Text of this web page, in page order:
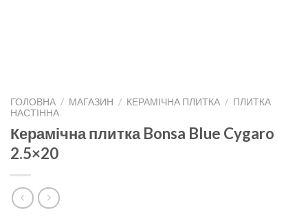
ГОЛОВНА / МАГАЗИН / КЕРАМІЧНА ПЛИТКА / ПЛИТКА
НАСТІННА
Керамічна плитка Bonsa Blue Cygaro
2.5×20